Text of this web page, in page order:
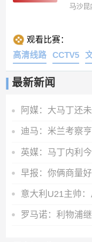
马沙昆
观看比赛：
高清线路
CCTV5
最新新闻
早报：你俩商量好